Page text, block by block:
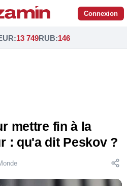
Connexion
:13 749RUB:146
mettre fin à la
: qu'a dit Peskov ?